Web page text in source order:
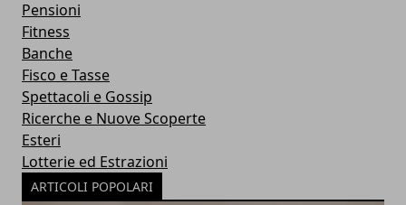
Pensioni
Fitness
Banche
Fisco e Tasse
Spettacoli e Gossip
Ricerche e Nuove Scoperte
Esteri
Lotterie ed Estrazioni
ARTICOLI POPOLARI